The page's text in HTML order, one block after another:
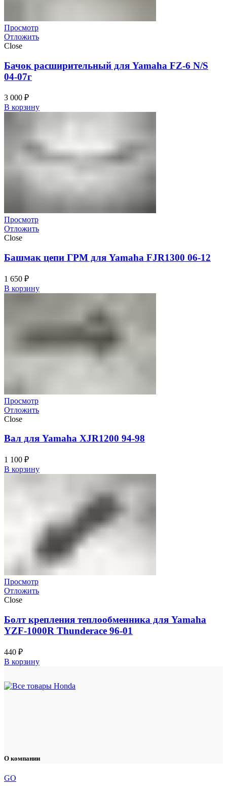
Просмотр
Отложить
Close
Бачок расширительный для Yamaha FZ-6 N/S
04-07г
3 000 ₽
В корзину
Просмотр
Отложить
Close
Башмак цепи ГРМ для Yamaha FJR1300 06-12
1 650 ₽
В корзину
Просмотр
Отложить
Close
Вал для Yamaha XJR1200 94-98
1 100 ₽
В корзину
Просмотр
Отложить
Close
Болт крепления теплообменника для Yamaha
YZF-1000R Thunderace 96-01
440 ₽
В корзину
О компании
GO